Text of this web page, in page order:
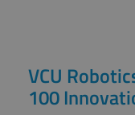
VCU
100